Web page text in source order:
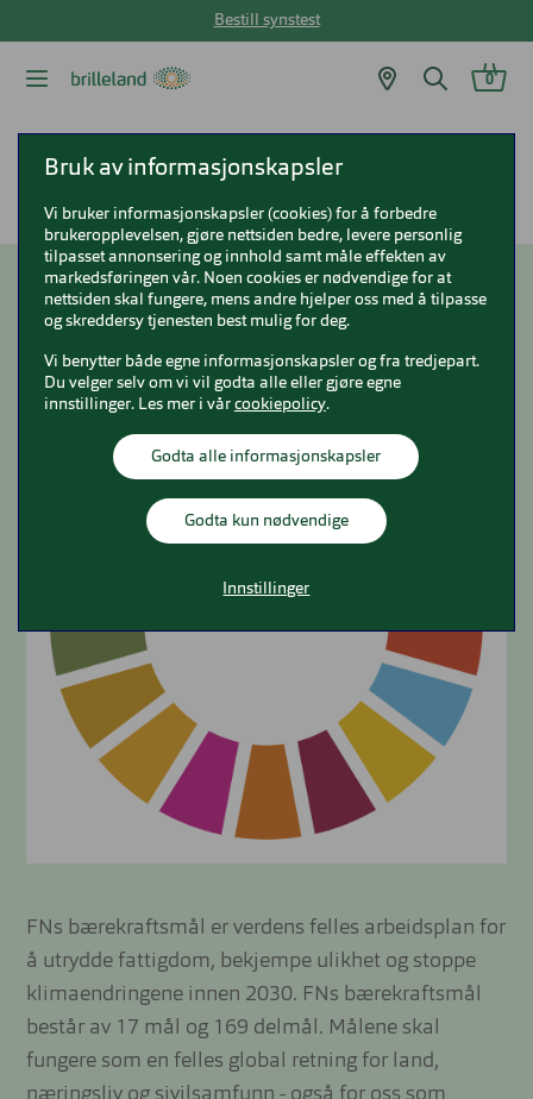
Bestill synstest
0
FNs mål om bærekraft
FNs mål om bærekraft
FNs bærekraftsmål er verdens felles arbeidsplan for
å utrydde fattigdom, bekjempe ulikhet og stoppe
klimaendringene innen 2030. FNs bærekraftsmål
består av 17 mål og 169 delmål. Målene skal
fungere som en felles global retning for land,
næringsliv og sivilsamfunn - også for oss som
Bruk av informasjonskapsler
Vi bruker informasjonskapsler (cookies) for å forbedre
brukeropplevelsen, gjøre nettsiden bedre, levere personlig
tilpasset annonsering og innhold samt måle effekten av
markedsføringen vår. Noen cookies er nødvendige for at
nettsiden skal fungere, mens andre hjelper oss med å tilpasse
og skreddersy tjenesten best mulig for deg.
Vi benytter både egne informasjonskapsler og fra tredjepart.
Du velger selv om vi vil godta alle eller gjøre egne
innstillinger. Les mer i vår cookiepolicy.
Godta alle informasjonskapsler
Godta kun nødvendige
Innstillinger